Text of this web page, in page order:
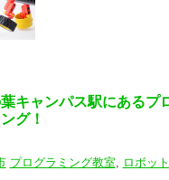
葉キャンパス駅にあるプ
グ！
プログラミング教室, ロボッ